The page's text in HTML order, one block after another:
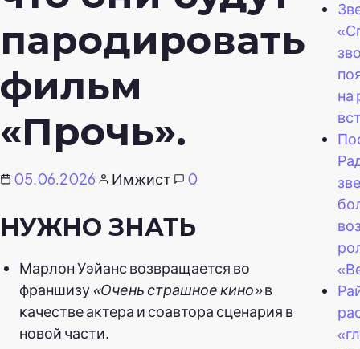
пародировать
фильм
«Прочь».
05.06.2026 Имжист 0
НУЖНО ЗНАТЬ
Марлон Уэйанс возвращается во
франшизу «Очень страшное кино»в
качестве актера и соавтора сценария в
новой части.
на